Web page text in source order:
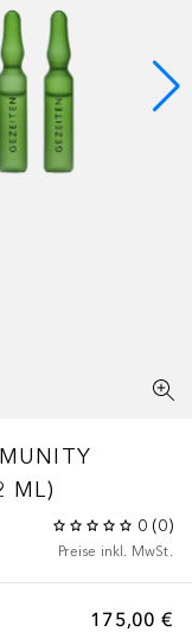
ML)
0 (0)
Preise inkl. MwSt.
175,00 €